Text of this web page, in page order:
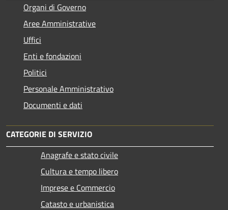
Organi di Governo
Aree Amministrative
Uffici
Enti e fondazioni
Politici
Personale Amministrativo
Documenti e dati
CATEGORIE DI SERVIZIO
Anagrafe e stato civile
Cultura e tempo libero
Imprese e Commercio
Catasto e urbanistica